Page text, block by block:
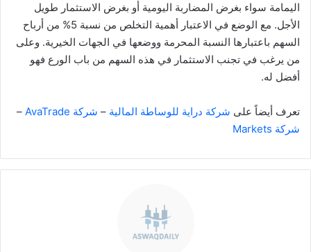
اليمامة سواء بغرض المضاربة اليومية أو بغرض الاستثمار طويل
الأجل. مع الوضع في الاعتبار أهمية التخلص من نسبة 5% من أرباح
السهم باعتبارها النسبة المحرمة ووضعها في الجهات الخيرية. وعلى
من يرغب في تجنب الاستثمار في هذه السهم من باب الورع فهو
أفضل له.
تعرف أيضاً على شركة دراية للوساطة المالية – شركة AvaTrade
–
شركة Markets